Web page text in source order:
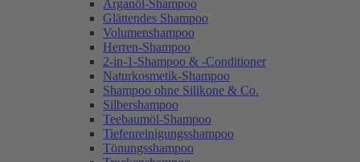
Arganöl-Shampoo
Glättendes Shampoo
Volumenshampoo
Herren-Shampoo
2-in-1-Shampoo & -Conditioner
Naturkosmetik-Shampoo
Shampoo ohne Silikone & Co.
Silbershampoo
Teebaumöl-Shampoo
Tiefenreinigungsshampoo
Tönungsshampoo